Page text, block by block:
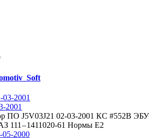
2001
ПО J5V03J21 02-03-2001 КС #552B ЭБУ
111 – 1411020-61 Нормы Е2